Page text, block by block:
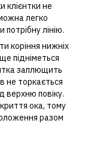
клієнтки не
легко
лінію.
коріння нижніх
підніметься
заплющить
не торкається
верхню повіку.
ока, тому
разом